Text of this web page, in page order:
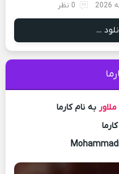
0 نظر
...
به نام کارما